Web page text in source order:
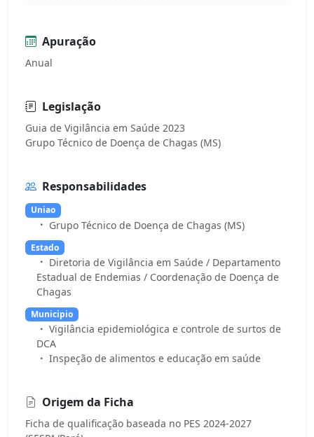
Apuração
Anual
Legislação
Guia de Vigilância em Saúde 2023
Responsabilidades
Uniao
Grupo Técnico de Doença de Chagas (MS)
Estado
Diretoria de Vigilância em Saúde / Departamento
Estadual de Endemias / Coordenação de Doença de
Chagas
Municipio
Vigilância epidemiológica e controle de surtos de
DCA
Inspeção de alimentos e educação em saúde
Origem da Ficha
Ficha de qualificação baseada no PES 2024-2027